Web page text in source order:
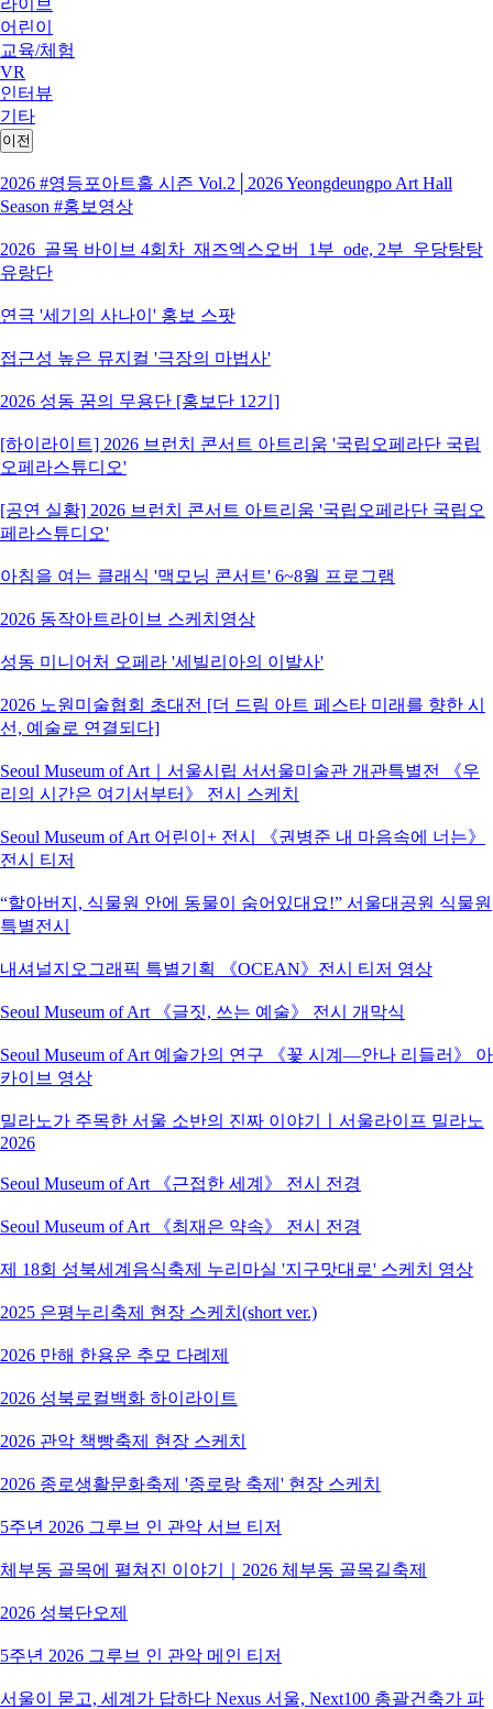
라이브
어린이
교육/체험
VR
인터뷰
기타
이전
2026 #영등포아트홀 시즌 Vol.2│2026 Yeongdeungpo Art Hall
Season #홍보영상
2026_골목 바이브 4회차_재즈엑스오버_1부_ode, 2부_우당탕탕
유랑단
연극 '세기의 사나이' 홍보 스팟
접근성 높은 뮤지컬 '극장의 마법사'
2026 성동 꿈의 무용단 [홍보단 12기]
[하이라이트] 2026 브런치 콘서트 아트리움 '국립오페라단 국립
오페라스튜디오'
[공연 실황] 2026 브런치 콘서트 아트리움 '국립오페라단 국립오
페라스튜디오'
아침을 여는 클래식 '맥모닝 콘서트' 6~8월 프로그램
2026 동작아트라이브 스케치영상
성동 미니어처 오페라 '세빌리아의 이발사'
2026 노원미술협회 초대전 [더 드림 아트 페스타 미래를 향한 시
선, 예술로 연결되다]
Seoul Museum of Art｜서울시립 서서울미술관 개관특별전 《우
리의 시간은 여기서부터》 전시 스케치
Seoul Museum of Art 어린이+ 전시 《권병준 내 마음속에 너는》
전시 티저
“할아버지, 식물원 안에 동물이 숨어있대요!” 서울대공원 식물원
특별전시
내셔널지오그래픽 특별기획 《OCEAN》전시 티저 영상
Seoul Museum of Art 《글짓, 쓰는 예술》 전시 개막식
Seoul Museum of Art 예술가의 연구 《꽃 시계―안나 리들러》 아
카이브 영상
밀라노가 주목한 서울 소반의 진짜 이야기ㅣ서울라이프 밀라노
2026
Seoul Museum of Art 《근접한 세계》 전시 전경
Seoul Museum of Art 《최재은 약속》 전시 전경
제 18회 성북세계음식축제 누리마실 '지구맛대로' 스케치 영상
2025 은평누리축제 현장 스케치(short ver.)
2026 만해 한용운 추모 다례제
2026 성북로컬백화 하이라이트
2026 관악 책빵축제 현장 스케치
2026 종로생활문화축제 '종로랑 축제' 현장 스케치
5주년 2026 그루브 인 관악 서브 티저
체부동 골목에 펼쳐진 이야기｜2026 체부동 골목길축제
2026 성북단오제
5주년 2026 그루브 인 관악 메인 티저
서울이 묻고, 세계가 답하다 Nexus 서울, Next100 총괄건축가 파